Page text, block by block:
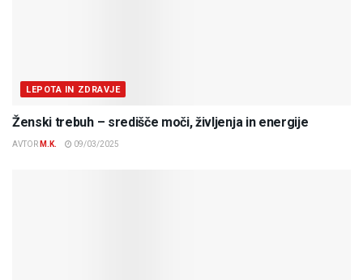
LEPOTA IN ZDRAVJE
Ženski trebuh – središče moči, življenja in energije
AVTOR M.K. 09/03/2025